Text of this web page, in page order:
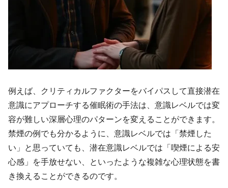
例えば、クリティカルファクターをバイパスして直接潜在
意識にアプローチする催眠術の手法は、意識レベルでは変
容が難しい深層心理のパターンを変えることができます。
禁煙の例でも分かるように、意識レベルでは「禁煙した
い」と思っていても、潜在意識レベルでは「喫煙による安
心感」を手放せない、といったような複雑な心理状態を書
き換えることができるのです。